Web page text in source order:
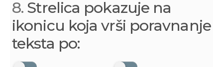
8. Strelica pokazuje na
ikonicu koja vrši poravnanje
teksta po: